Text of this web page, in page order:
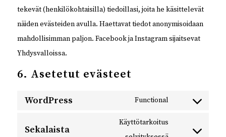
tekevät (henkilökohtaisilla) tiedoillasi, joita he käsittelevät
näiden evästeiden avulla. Haettavat tiedot anonymisoidaan
mahdollisimman paljon. Facebook ja Instagram sijaitsevat
Yhdysvalloissa.
6. Asetetut evästeet
WordPress Functional
Consent
Sekalaista
Käyttötarkoitus